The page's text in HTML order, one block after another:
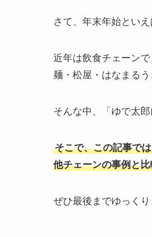
さて、年末年始とい
近年は飲食チェーン
麺・松屋・はなまる
そんな中、「ゆで太
そこで、この記事で
他チェーンの事例と
ぜひ最後までゆっくり